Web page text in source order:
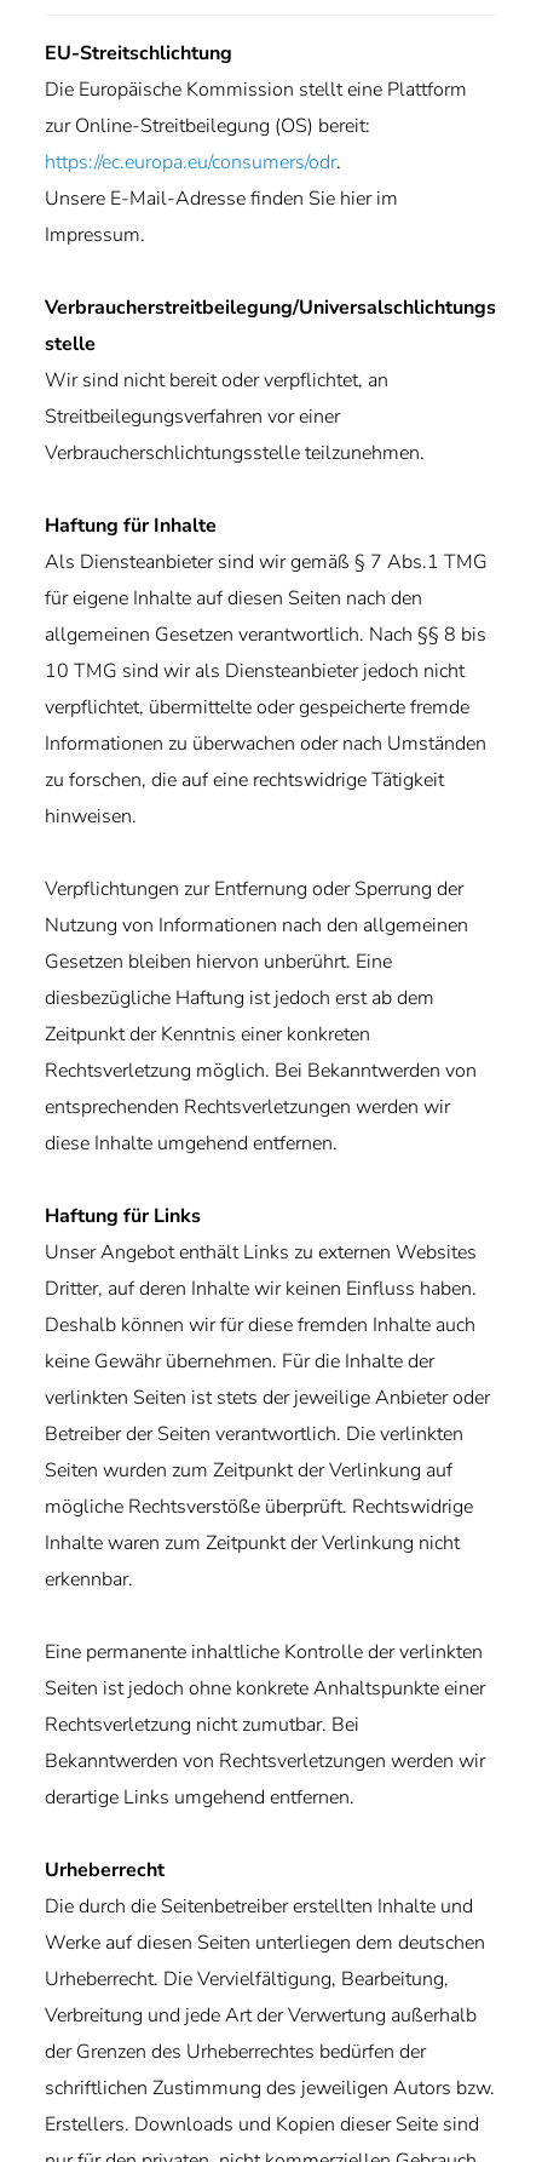
EU-Streitschlichtung
Die Europäische Kommission stellt eine Plattform
zur Online-Streitbeilegung (OS) bereit:
https://ec.europa.eu/consumers/odr.
Unsere E-Mail-Adresse finden Sie hier im
Impressum.
Verbraucherstreitbeilegung/Universalschlichtungs
stelle
Wir sind nicht bereit oder verpflichtet, an
Streitbeilegungsverfahren vor einer
Verbraucherschlichtungsstelle teilzunehmen.
Haftung für Inhalte
Als Diensteanbieter sind wir gemäß § 7 Abs.1 TMG
für eigene Inhalte auf diesen Seiten nach den
allgemeinen Gesetzen verantwortlich. Nach §§ 8 bis
10 TMG sind wir als Diensteanbieter jedoch nicht
verpflichtet, übermittelte oder gespeicherte fremde
Informationen zu überwachen oder nach Umständen
zu forschen, die auf eine rechtswidrige Tätigkeit
hinweisen.
Verpflichtungen zur Entfernung oder Sperrung der
Nutzung von Informationen nach den allgemeinen
Gesetzen bleiben hiervon unberührt. Eine
diesbezügliche Haftung ist jedoch erst ab dem
Zeitpunkt der Kenntnis einer konkreten
Rechtsverletzung möglich. Bei Bekanntwerden von
entsprechenden Rechtsverletzungen werden wir
diese Inhalte umgehend entfernen.
Haftung für Links
Unser Angebot enthält Links zu externen Websites
Dritter, auf deren Inhalte wir keinen Einfluss haben.
Deshalb können wir für diese fremden Inhalte auch
keine Gewähr übernehmen. Für die Inhalte der
verlinkten Seiten ist stets der jeweilige Anbieter oder
Betreiber der Seiten verantwortlich. Die verlinkten
Seiten wurden zum Zeitpunkt der Verlinkung auf
mögliche Rechtsverstöße überprüft. Rechtswidrige
Inhalte waren zum Zeitpunkt der Verlinkung nicht
erkennbar.
Eine permanente inhaltliche Kontrolle der verlinkten
Seiten ist jedoch ohne konkrete Anhaltspunkte einer
Rechtsverletzung nicht zumutbar. Bei
Bekanntwerden von Rechtsverletzungen werden wir
derartige Links umgehend entfernen.
Urheberrecht
Die durch die Seitenbetreiber erstellten Inhalte und
Werke auf diesen Seiten unterliegen dem deutschen
Urheberrecht. Die Vervielfältigung, Bearbeitung,
Verbreitung und jede Art der Verwertung außerhalb
der Grenzen des Urheberrechtes bedürfen der
schriftlichen Zustimmung des jeweiligen Autors bzw.
Erstellers. Downloads und Kopien dieser Seite sind